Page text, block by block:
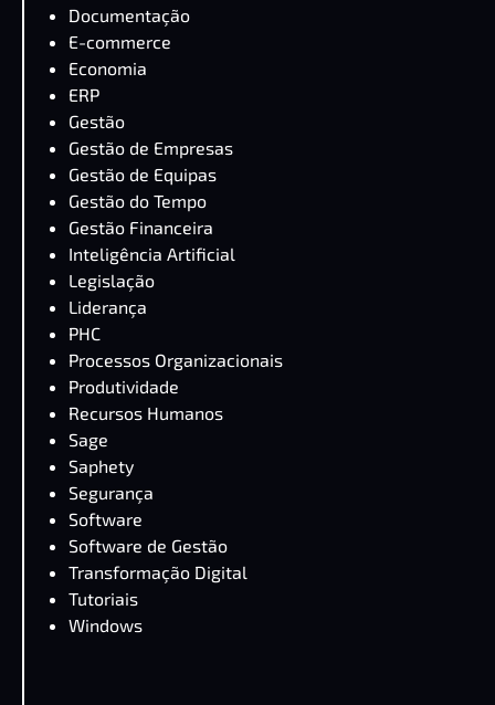
Documentação
E-commerce
Economia
ERP
Gestão
Gestão de Empresas
Gestão de Equipas
Gestão do Tempo
Gestão Financeira
Inteligência Artificial
Legislação
Liderança
PHC
Processos Organizacionais
Produtividade
Recursos Humanos
Sage
Saphety
Segurança
Software
Software de Gestão
Transformação Digital
Tutoriais
Windows